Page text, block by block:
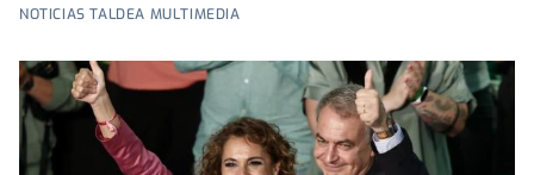
NOTICIAS TALDEA MULTIMEDIA